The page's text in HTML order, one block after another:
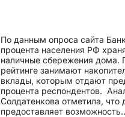
По данным опроса сайта
процента населения РФ
наличные сбережения дома.
рейтинге занимают
вклады, которым отдают
процента респондентов.
Солдатенкова отметила, что
предоставляет возможность